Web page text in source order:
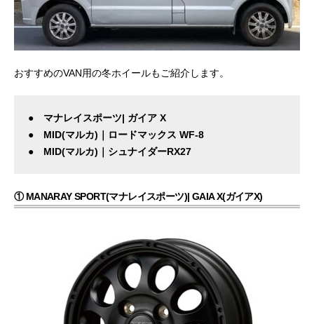
おすすめのVAN用の冬ホイールもご紹介します。
● マナレイスポーツ| ガイア X
● MID(マルカ)｜ロードマックス WF-8
● MID(マルカ)｜シュナイダーRX27
① MANARAY SPORT(マナレイスポーツ)| GAIA X(ガイアX)